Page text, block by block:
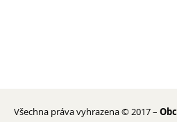
Všechna práva vyhrazena © 2017 –